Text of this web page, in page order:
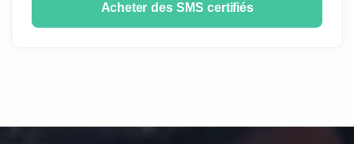
Acheter des SMS certifiés